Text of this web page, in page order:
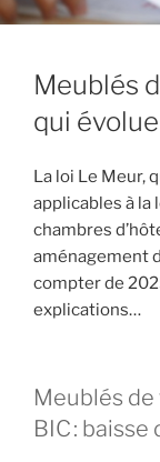
Meublés
qui
La loi Le Meur,
applicables à la
chambres
aménagement
compter de
explications…
Meublés
BIC :